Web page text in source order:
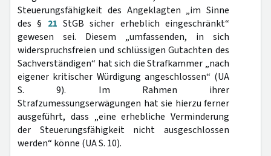
Steuerungsfähigkeit des Angeklagten „im Sinne
des § 21 StGB sicher erheblich eingeschränkt“
gewesen sei. Diesem „umfassenden, in sich
widerspruchsfreien und schlüssigen Gutachten des
Sachverständigen“ hat sich die Strafkammer „nach
eigener kritischer Würdigung angeschlossen“ (UA
S. 9). Im Rahmen ihrer
Strafzumessungserwägungen hat sie hierzu ferner
ausgeführt, dass „eine erhebliche Verminderung
der Steuerungsfähigkeit nicht ausgeschlossen
werden“ könne (UA S. 10).